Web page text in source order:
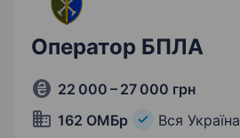
Оператор БПЛА
22 000 – 27 000 грн
162 ОМБр
Вся Україна